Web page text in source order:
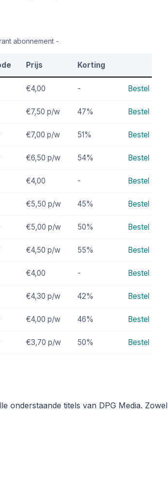
abonnement -
Prijs Korting
€4,00 - Bestel
€7,50 p/w 47% Bestel
€7,00 p/w 51% Bestel
€6,50 p/w 54% Bestel
€4,00 - Bestel
€5,50 p/w 45% Bestel
€5,00 p/w 50% Bestel
€4,50 p/w 55% Bestel
€4,00 - Bestel
€4,30 p/w 42% Bestel
€4,00 p/w 46% Bestel
€3,70 p/w 50% Bestel
onderstaande titels van DPG Media. Zowel